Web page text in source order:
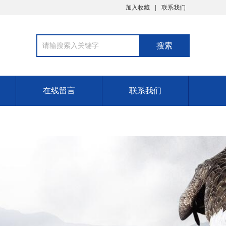
加入收藏 联系我们
在线留言 联系我们